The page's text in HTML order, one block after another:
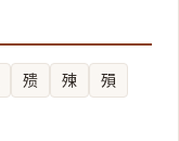
㱮 㱫
殞